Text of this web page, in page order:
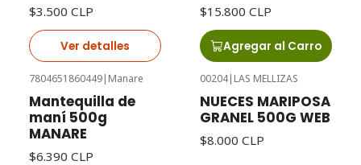
$3.500 CLP
Ver detalles
$15.800 CLP
Agregar al Carro
7804651860449| Manare
Mantequilla de
maní 500g
MANARE
$6.390 CLP
00204| LAS MELLIZAS
NUECES MARIPOSA
GRANEL 500G WEB
$8.000 CLP